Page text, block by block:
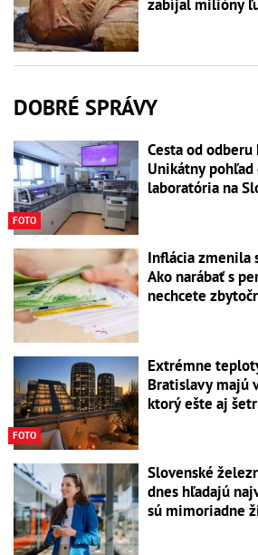
zabíjal milióny
DOBRÉ SPRÁVY
FOTO
Cesta od
Unikátny
laboratória na
Inflácia zmenila
Ako narábať s
nechcete
FOTO
Extrémne
Bratislavy majú
ktorý ešte aj
Slovenské
dnes hľadajú
sú mimoriadne